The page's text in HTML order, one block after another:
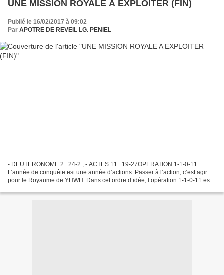
UNE MISSION ROYALE A EXPLOITER (FIN)
Publié le 16/02/2017 à 09:02
Par APOTRE DE REVEIL LG. PENIEL
- DEUTERONOME 2 : 24-2 ; - ACTES 11 : 19-27OPERATION 1-1-0-11
L’année de conquête est une année d’actions. Passer à l’action, c’est agir
pour le Royaume de YHWH. Dans cet ordre d’idée, l’opération 1-1-0-11 est